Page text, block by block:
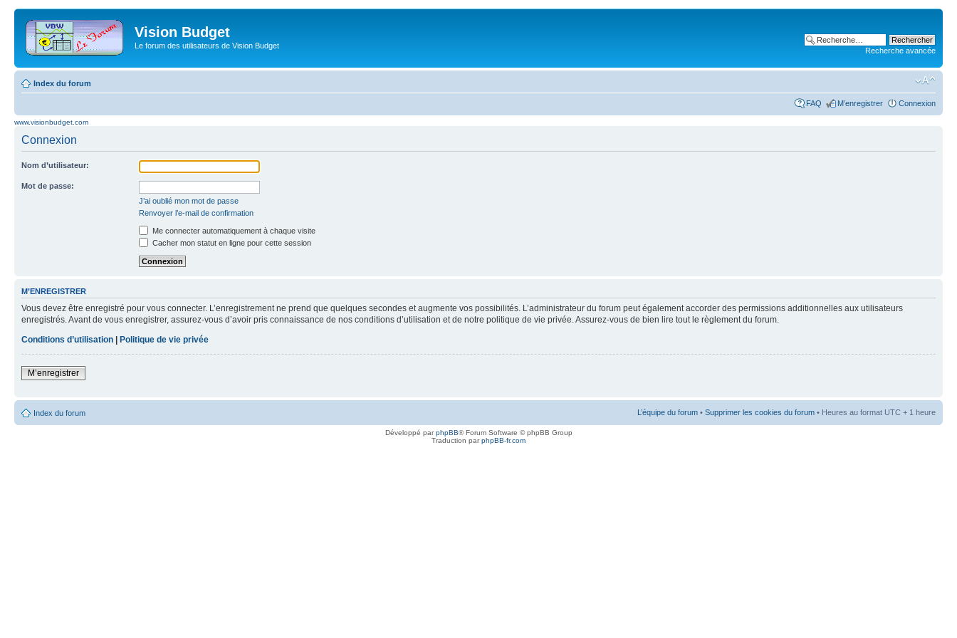
Vision Budget
Le forum des utilisateurs de Vision Budget
Recherche avancée
Index du forum
FAQ M’enregistrer Connexion
www.visionbudget.com
Connexion
Nom d’utilisateur:
Mot de passe:
J’ai oublié mon mot de passe
Renvoyer l’e-mail de confirmation
Me connecter automatiquement à chaque visite
Cacher mon statut en ligne pour cette session
M’ENREGISTRER
Vous devez être enregistré pour vous connecter. L’enregistrement ne prend que quelques secondes et augmente vos possibilités. L’administrateur du forum peut également accorder des permissions additionnelles aux utilisateurs
enregistrés. Avant de vous enregistrer, assurez-vous d’avoir pris connaissance de nos conditions d’utilisation et de notre politique de vie privée. Assurez-vous de bien lire tout le règlement du forum.
Conditions d’utilisation | Politique de vie privée
M’enregistrer
Index du forum L’équipe du forum • Supprimer les cookies du forum • Heures au format UTC + 1 heure
Développé parphpBB® Forum Software © phpBB Group
Traduction parphpBB-fr.com